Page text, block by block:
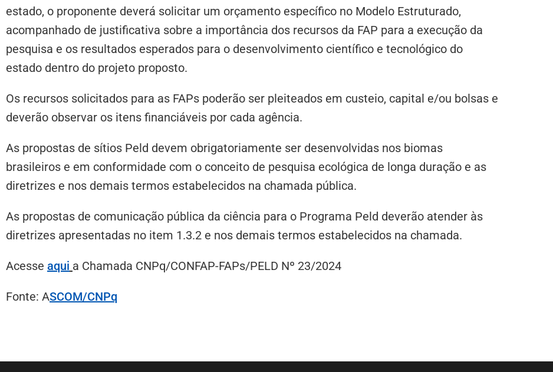
estado, o proponente deverá solicitar um orçamento específico no Modelo Estruturado,
acompanhado de justificativa sobre a importância dos recursos da FAP para a execução da
pesquisa e os resultados esperados para o desenvolvimento científico e tecnológico do
estado dentro do projeto proposto.
Os recursos solicitados para as FAPs poderão ser pleiteados em custeio, capital e/ou bolsas e
deverão observar os itens financiáveis por cada agência.
As propostas de sítios Peld devem obrigatoriamente ser desenvolvidas nos biomas
brasileiros e em conformidade com o conceito de pesquisa ecológica de longa duração e as
diretrizes e nos demais termos estabelecidos na chamada pública.
As propostas de comunicação pública da ciência para o Programa Peld deverão atender às
diretrizes apresentadas no item 1.3.2 e nos demais termos estabelecidos na chamada.
Acesse aqui a Chamada CNPq/CONFAP-FAPs/PELD Nº 23/2024
Fonte: ASCOM/CNPq